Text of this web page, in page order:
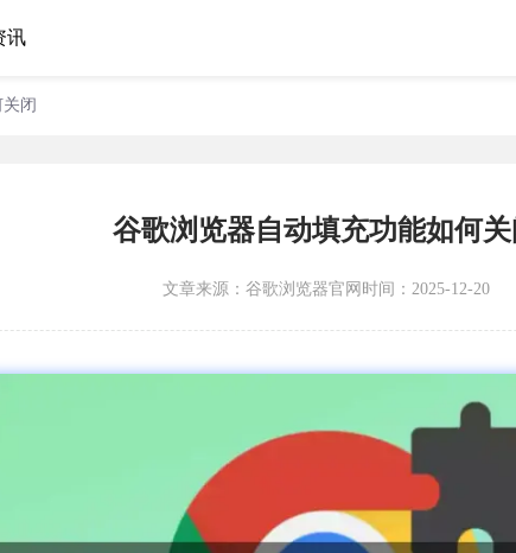
讯
闭
谷歌浏览器自动填充功能如何关
文章来源： 谷歌浏览器官网 时间：2025-12-20